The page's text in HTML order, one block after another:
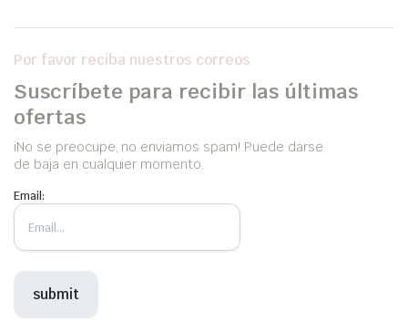
Por favor reciba nuestros correos
Suscríbete para recibir las últimas
ofertas
iNo se preocupe, no enviamos spam! Puede darse
de baja en cualquier momento.
Email: